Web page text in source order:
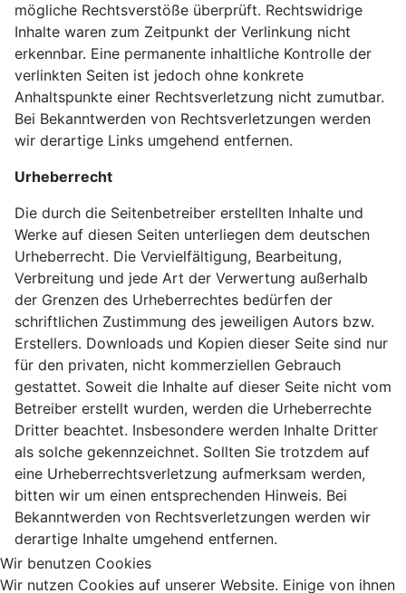
mögliche Rechtsverstöße überprüft. Rechtswidrige
Inhalte waren zum Zeitpunkt der Verlinkung nicht
erkennbar. Eine permanente inhaltliche Kontrolle der
verlinkten Seiten ist jedoch ohne konkrete
Anhaltspunkte einer Rechtsverletzung nicht zumutbar.
Bei Bekanntwerden von Rechtsverletzungen werden
wir derartige Links umgehend entfernen.
Urheberrecht
Die durch die Seitenbetreiber erstellten Inhalte und
Werke auf diesen Seiten unterliegen dem deutschen
Urheberrecht. Die Vervielfältigung, Bearbeitung,
Verbreitung und jede Art der Verwertung außerhalb
der Grenzen des Urheberrechtes bedürfen der
schriftlichen Zustimmung des jeweiligen Autors bzw.
Erstellers. Downloads und Kopien dieser Seite sind nur
für den privaten, nicht kommerziellen Gebrauch
gestattet. Soweit die Inhalte auf dieser Seite nicht vom
Betreiber erstellt wurden, werden die Urheberrechte
Dritter beachtet. Insbesondere werden Inhalte Dritter
als solche gekennzeichnet. Sollten Sie trotzdem auf
eine Urheberrechtsverletzung aufmerksam werden,
bitten wir um einen entsprechenden Hinweis. Bei
Bekanntwerden von Rechtsverletzungen werden wir
derartige Inhalte umgehend entfernen.
Wir benutzen Cookies
Wir nutzen Cookies auf unserer Website. Einige von ihnen